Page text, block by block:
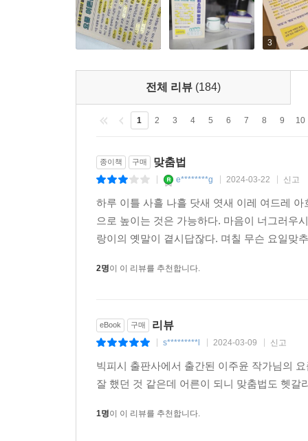
1분에 1번씩 웃음+재미+교양이 빵빵 터지는 책
텍스트만 가득한 지루한 맞춤법 책을 생각했다
것이 좋겠다. 풍성한 일러스트를 곁들여 마치
책만의 장점이다.
방송계 지망생들에게 이 책은 무척이나 반가운
3
전체 리뷰 (184)
1 2 3 4 5 6 7 8 9 10
종이책 구매 맞춤법
e********g 2024-03-22 신고
하루 이틀 사흘 나흘 닷새 엿새 이레 여드레
으로 높이는 것은 가능하다. 마음이 너그러우
랑이의 옛말이 곁시답잖다. 며칠 무슨 요일맞
2명이 이 리뷰를 추천합니다.
eBook 구매 리뷰
s*********l 2024-03-09 신고
빅피시 출판사에서 출간된 이주윤 작가님의
잘 했던 것 같은데 어른이 되니 맞춤법도 헷
1명이 이 리뷰를 추천합니다.